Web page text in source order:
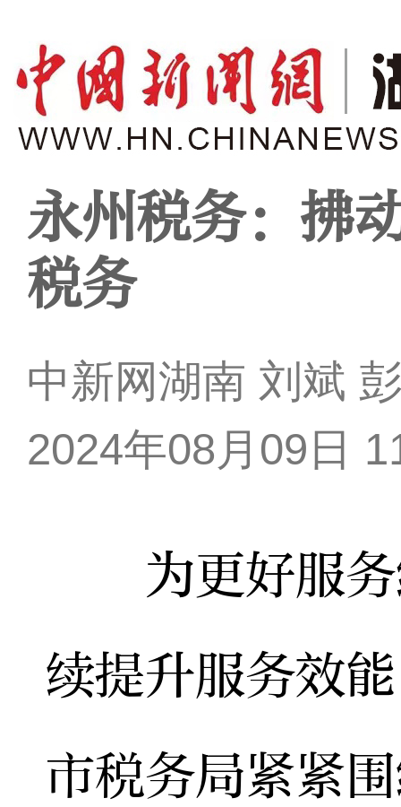
永州税务：拂
税务
中新网湖南 刘斌
2024年08月09日
为更好服务
续提升服务效
市税务局紧紧